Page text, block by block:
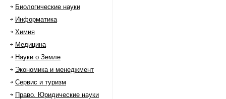
Биологические науки
Информатика
Химия
Медицина
Науки о Земле
Экономика и менеджмент
Сервис и туризм
Право. Юридические науки